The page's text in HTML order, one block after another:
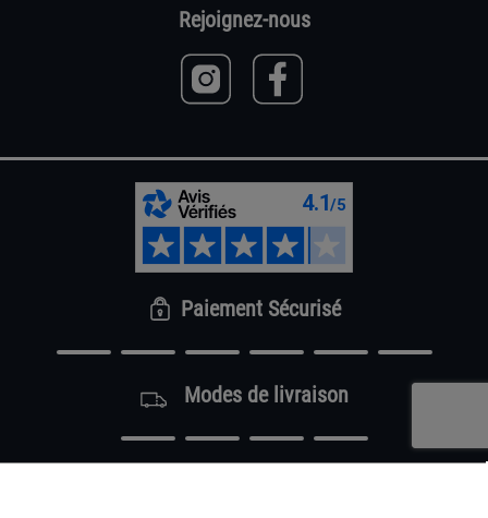
Rejoignez-nous
Paiement Sécurisé
Modes de livraison